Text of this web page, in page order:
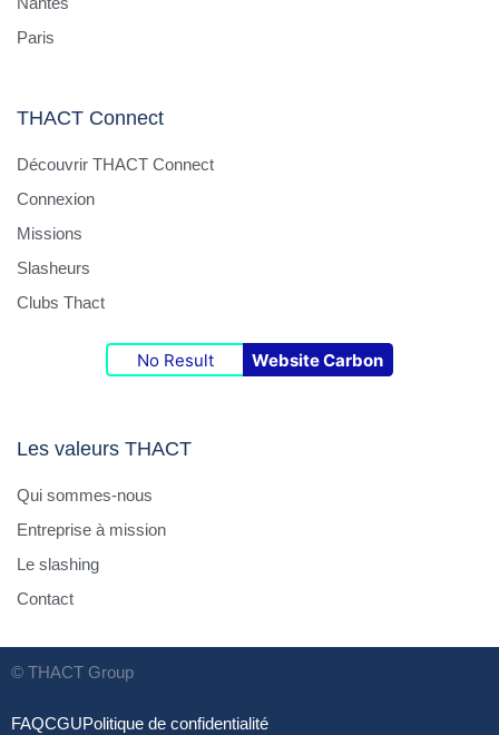
Paris
THACT Connect
Découvrir THACT Connect
Connexion
Missions
Slasheurs
Clubs Thact
No Result Website Carbon
Les valeurs THACT
Qui sommes-nous
Entreprise à mission
Le slashing
Contact
© THACT Group
FAQCGUPolitique de confidentialité